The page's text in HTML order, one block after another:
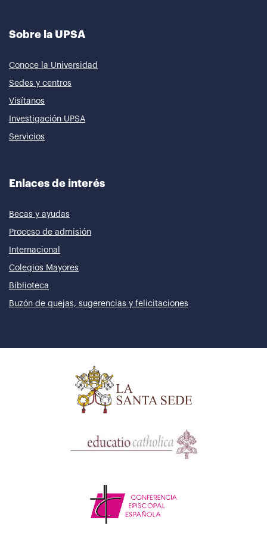
Sobre la UPSA
Conoce la Universidad
Sedes y centros
Visítanos
Investigación UPSA
Servicios
Enlaces de interés
Becas y ayudas
Proceso de admisión
Internacional
Colegios Mayores
Biblioteca
Buzón de quejas, sugerencias y felicitaciones